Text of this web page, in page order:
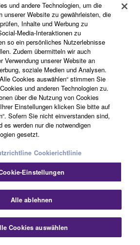
nutzen, mehrsprachig
Benutzeroberfläche
Graphical User Interface hat ein
mit klar definiertem Menü und
auswählbare Statusleiste,
die Lautstärke, den DSP
Format anzeigt. Das GUI
Englisch, Französisch,
und andere Technologien, um die
unserer Website zu gewährleisten, die
Inhalte und Werbung zu
Media-Interaktionen zu
so ein persönliches Nutzerlebnisse
Zudem übermitteln wir auch
Verwendung unserer Website an
soziale Medien und Analysen.
Cookies auswählen“ stimmen Sie
und anderen Technologien zu.
über die Nutzung von Cookies
Einstellungen klicken Sie bitte auf
Sofern Sie nicht einverstanden sind,
es werden nur die notwendigen
gesetzt.
Cookierichtlinie
Einstellungen
Alle ablehnen
Cookies auswählen